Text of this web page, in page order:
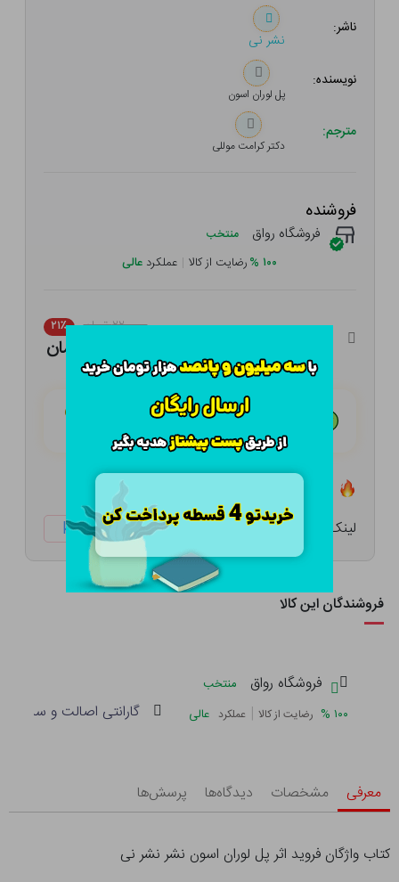
ناشر:
نشر نی
نویسنده:
پل لوران اسون
مترجم:
دکتر کرامت موللی
فروشنده
فروشگاه رواق منتخب
۱۰۰ %رضایت از کالا | عملکرد عالی
۲۲۰,۰۰۰ تومان ۲۱٪
هـر قسط با تــرب‌پــی:
۴ قسط مــاهـانـه؛ بـدون سـود، چـک و ضـامـن
لینک کوتاه: ketabtala.com/sbp-52342
فروشندگان این کالا
فروشگاه رواق
منتخب
۱۰۰ % رضایت از کالا | عملکرد عالی گارانتی اصالت و سلامت
معرفی مشخصات دیدگاه‌ها پرسش‌ها
کتاب واژگان فروید اثر پل لوران اسون نشر نشر نی